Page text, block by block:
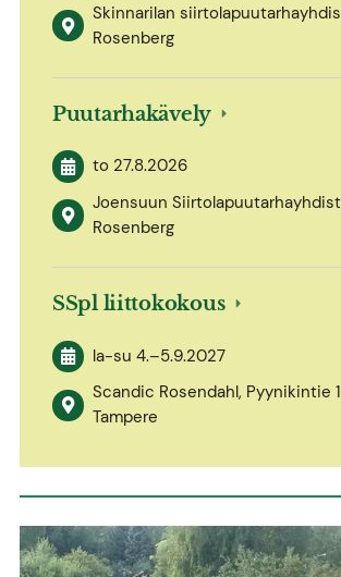
Skinnarilan
Rosenberg
Puutarhakävely
to 27.8.2026
Joensuun
Rosenberg
SSpl liittokokous
la-su 4.–5.9.2027
Scandic Rosendahl, Pyynikintie
Tampere